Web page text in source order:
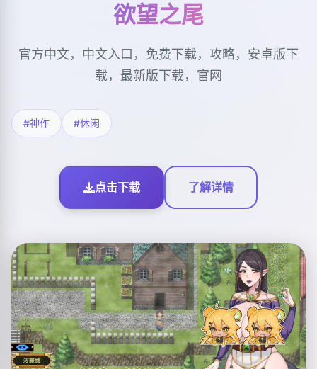
欲望之尾
官方中文，中文入口，免费下载，攻略，安卓版下
载，最新版下载，官网
#神作 #休闲
点击下载 了解详情